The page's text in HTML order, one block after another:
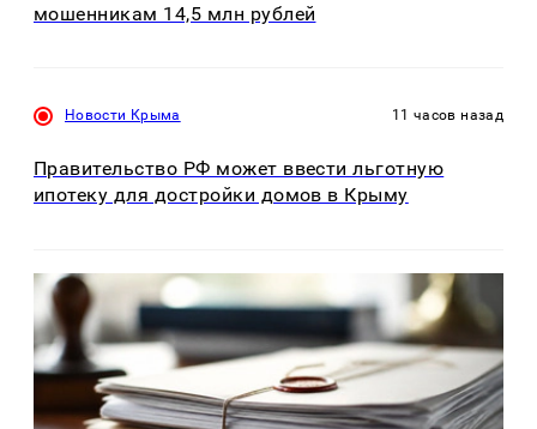
мошенникам 14,5 млн рублей
Новости Крыма 11 часов назад
Правительство РФ может ввести льготную
ипотеку для достройки домов в Крыму